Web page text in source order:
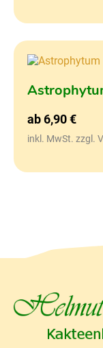
ab6,90€
inkl. MwSt. zzgl.